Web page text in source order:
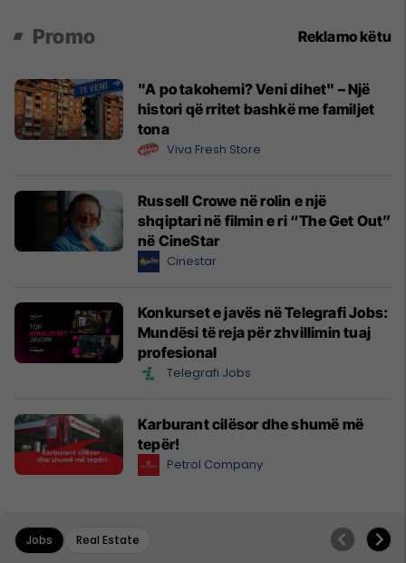
Promo Reklamo këtu
"A po takohemi? Veni dihet" – Një
histori që rritet bashkë me familjet
tona
Viva Fresh Store
Russell Crowe në rolin e një
shqiptari në filmin e ri “The Get Out”
në CineStar
Cinestar
Konkurset e javës në Telegrafi Jobs:
Mundësi të reja për zhvillimin tuaj
profesional
Telegrafi Jobs
Karburant cilësor dhe shumë më
tepër!
Petrol Company
Jobs Real Estate